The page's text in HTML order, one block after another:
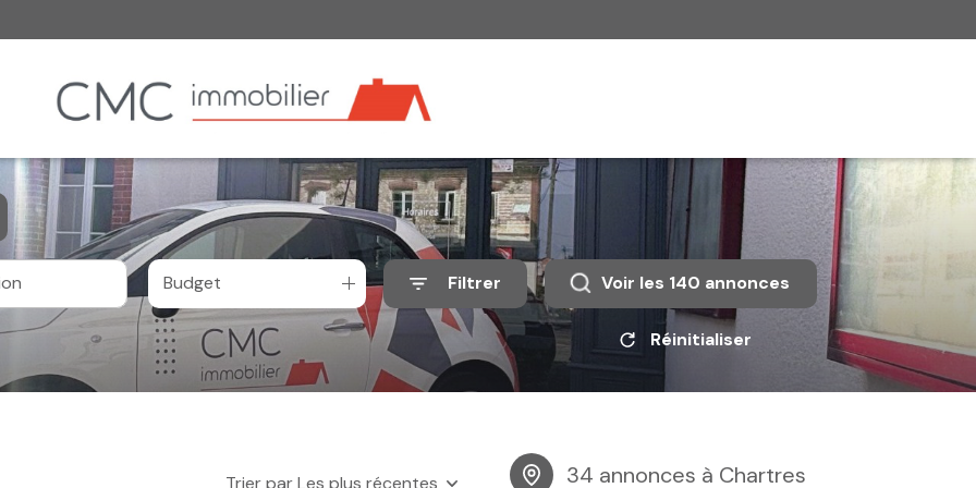
Budget Filtrer Voir les 140 annonces
Réinitialiser
Trier par Les plus récentes 34 annonces à Chartres